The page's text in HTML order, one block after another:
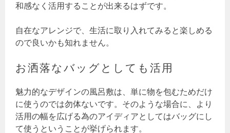
和感なく活用することが出来るはずです。
自在なアレンジで、生活に取り入れてみると楽しめる
ので良いかも知れません。
お洒落なバッグとしても活用
魅力的なデザインの風呂敷は、単に物を包むためだけ
に使うのでは勿体ないです。そのような場合に、より
活用の幅を広げる為のアイディアとしてはバッグにし
て使うということが挙げられます。